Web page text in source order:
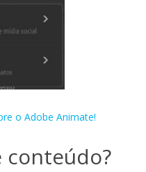
o Adobe Animate!
conteúdo?